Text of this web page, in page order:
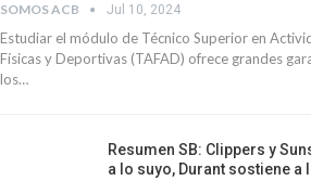
SOMOS ACB Jul 10, 2024
Estudiar el módulo de Técnico Superior en
Físicas y Deportivas (TAFAD) ofrece grandes
los…
Resumen SB: Clippers y
a lo suyo, Durant sostiene a